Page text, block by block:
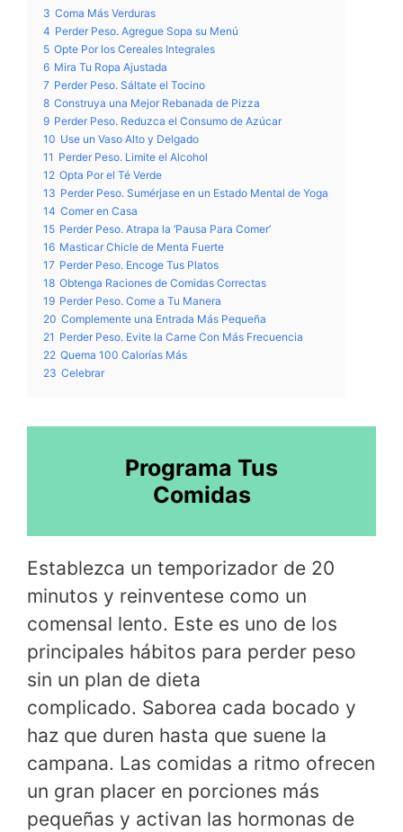
3 Coma Más Verduras
4 Perder Peso. Agregue Sopa su Menú
5 Opte Por los Cereales Integrales
6 Mira Tu Ropa Ajustada
7 Perder Peso. Sáltate el Tocino
8 Construya una Mejor Rebanada de Pizza
9 Perder Peso. Reduzca el Consumo de Azúcar
10 Use un Vaso Alto y Delgado
11 Perder Peso. Limite el Alcohol
12 Opta Por el Té Verde
13 Perder Peso. Sumérjase en un Estado Mental de Yoga
14 Comer en Casa
15 Perder Peso. Atrapa la ‘Pausa Para Comer’
16 Masticar Chicle de Menta Fuerte
17 Perder Peso. Encoge Tus Platos
18 Obtenga Raciones de Comidas Correctas
19 Perder Peso. Come a Tu Manera
20 Complemente una Entrada Más Pequeña
21 Perder Peso. Evite la Carne Con Más Frecuencia
22 Quema 100 Calorías Más
23 Celebrar
Programa Tus
Comidas
Establezca un temporizador de 20
minutos y reinventese como un
comensal lento. Este es uno de los
principales hábitos para perder peso
sin un plan de dieta
complicado. Saborea cada bocado y
haz que duren hasta que suene la
campana. Las comidas a ritmo ofrecen
un gran placer en porciones más
pequeñas y activan las hormonas de